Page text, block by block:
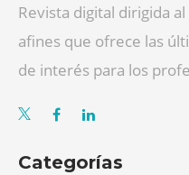
Revista digital dirigida
afines que ofrece las
de interés para los
Categorías